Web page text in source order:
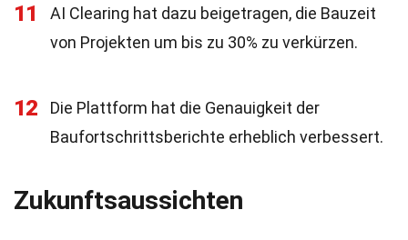
11
AI Clearing hat dazu beigetragen, die Bauzeit
von Projekten um bis zu 30% zu verkürzen.
12
Die Plattform hat die Genauigkeit der
Baufortschrittsberichte erheblich verbessert.
Zukunftsaussichten